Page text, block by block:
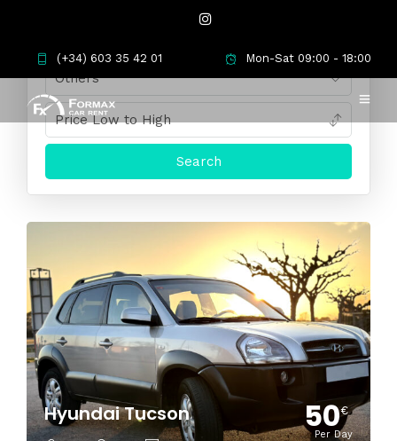
(+34) 603 35 42 01 Mon-Sat 09:00 - 18:00
Hyundai Tucson 50€
Per Day